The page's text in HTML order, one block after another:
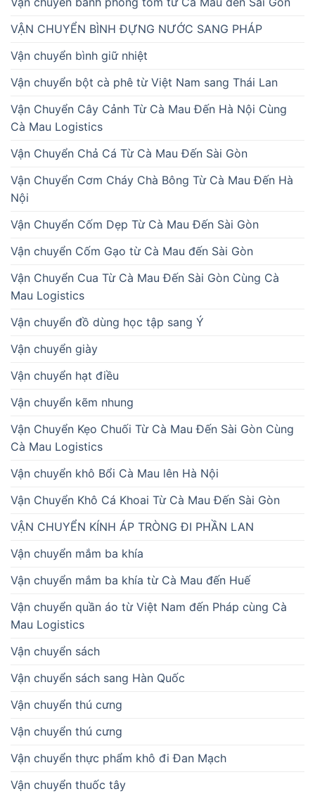
VẬN CHUYỂN BÌNH ĐỰNG NƯỚC SANG PHÁP
Vận chuyển bình giữ nhiệt
Vận chuyển bột cà phê từ Việt Nam sang Thái Lan
Vận Chuyển Cây Cảnh Từ Cà Mau Đến Hà Nội Cùng
Cà Mau Logistics
Vận Chuyển Chả Cá Từ Cà Mau Đến Sài Gòn
Vận Chuyển Cơm Cháy Chà Bông Từ Cà Mau Đến Hà
Nội
Vận Chuyển Cốm Dẹp Từ Cà Mau Đến Sài Gòn
Vận chuyển Cốm Gạo từ Cà Mau đến Sài Gòn
Vận Chuyển Cua Từ Cà Mau Đến Sài Gòn Cùng Cà
Mau Logistics
Vận chuyển đồ dùng học tập sang Ý
Vận chuyển giày
Vận chuyển hạt điều
Vận chuyển kẽm nhung
Vận Chuyển Kẹo Chuối Từ Cà Mau Đến Sài Gòn Cùng
Cà Mau Logistics
Vận chuyển khô Bổi Cà Mau lên Hà Nội
Vận Chuyển Khô Cá Khoai Từ Cà Mau Đến Sài Gòn
VẬN CHUYỂN KÍNH ÁP TRÒNG ĐI PHẦN LAN
Vận chuyển mắm ba khía
Vận chuyển mắm ba khía từ Cà Mau đến Huế
Vận chuyển quần áo từ Việt Nam đến Pháp cùng Cà
Mau Logistics
Vận chuyển sách
Vận chuyển sách sang Hàn Quốc
Vận chuyển thú cưng
Vận chuyển thú cưng
Vận chuyển thực phẩm khô đi Đan Mạch
Vận chuyển thuốc tây